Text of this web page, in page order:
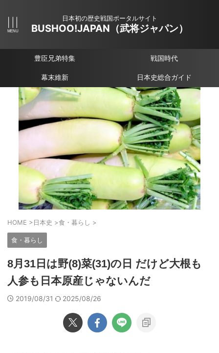
日本初の歴史戦国ポータルサイト
BUSHOO!JAPAN（武将ジャパン）
豊臣兄弟特集 戦国時代
幕末維新 日本史総合ガイド
HOME >日本史 >食・暮らし >
食・暮らし
8月31日は野(8)菜(31)の日 だけど大根も
人参も日本原産じゃないんだ
2019/08/31 2025/08/26